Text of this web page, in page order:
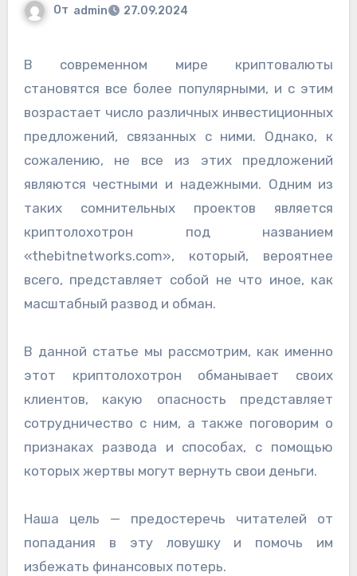
От admin 27.09.2024
В современном мире криптовалюты
становятся все более популярными, и с этим
возрастает число различных инвестиционных
предложений, связанных с ними. Однако, к
сожалению, не все из этих предложений
являются честными и надежными. Одним из
таких сомнительных проектов является
криптолохотрон под названием
«thebitnetworks.com», который, вероятнее
всего, представляет собой не что иное, как
масштабный развод и обман.
В данной статье мы рассмотрим, как именно
этот криптолохотрон обманывает своих
клиентов, какую опасность представляет
сотрудничество с ним, а также поговорим о
признаках развода и способах, с помощью
которых жертвы могут вернуть свои деньги.
Наша цель — предостеречь читателей от
попадания в эту ловушку и помочь им
избежать финансовых потерь.